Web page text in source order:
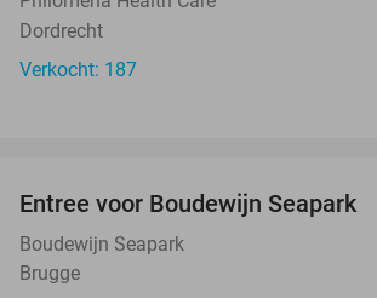
Dordrecht
Verkocht: 187
Entree voor Boudewijn Seapark
Boudewijn Seapark
Brugge